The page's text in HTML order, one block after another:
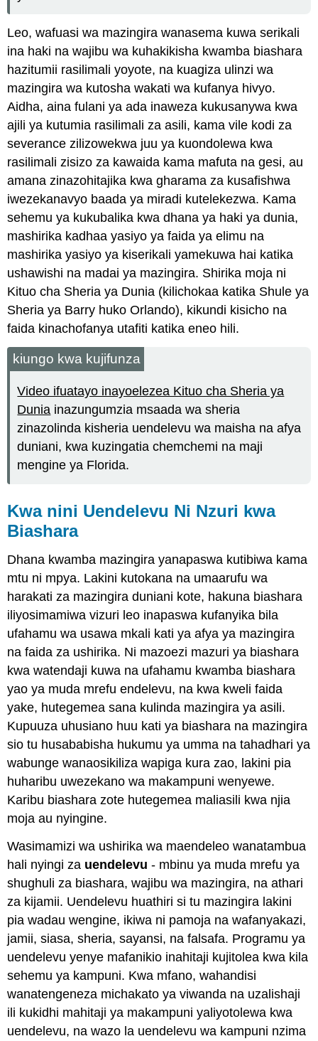
Leo, wafuasi wa mazingira wanasema kuwa serikali
ina haki na wajibu wa kuhakikisha kwamba biashara
hazitumii rasilimali yoyote, na kuagiza ulinzi wa
mazingira wa kutosha wakati wa kufanya hivyo.
Aidha, aina fulani ya ada inaweza kukusanywa kwa
ajili ya kutumia rasilimali za asili, kama vile kodi za
severance zilizowekwa juu ya kuondolewa kwa
rasilimali zisizo za kawaida kama mafuta na gesi, au
amana zinazohitajika kwa gharama za kusafishwa
iwezekanavyo baada ya miradi kutelekezwa. Kama
sehemu ya kukubalika kwa dhana ya haki ya dunia,
mashirika kadhaa yasiyo ya faida ya elimu na
mashirika yasiyo ya kiserikali yamekuwa hai katika
ushawishi na madai ya mazingira. Shirika moja ni
Kituo cha Sheria ya Dunia (kilichokaa katika Shule ya
Sheria ya Barry huko Orlando), kikundi kisicho na
faida kinachofanya utafiti katika eneo hili.
kiungo kwa kujifunza
Video ifuatayo inayoelezea Kituo cha Sheria ya
Dunia inazungumzia msaada wa sheria
zinazolinda kisheria uendelevu wa maisha na afya
duniani, kwa kuzingatia chemchemi na maji
mengine ya Florida.
Kwa nini Uendelevu Ni Nzuri kwa
Biashara
Dhana kwamba mazingira yanapaswa kutibiwa kama
mtu ni mpya. Lakini kutokana na umaarufu wa
harakati za mazingira duniani kote, hakuna biashara
iliyosimamiwa vizuri leo inapaswa kufanyika bila
ufahamu wa usawa mkali kati ya afya ya mazingira
na faida za ushirika. Ni mazoezi mazuri ya biashara
kwa watendaji kuwa na ufahamu kwamba biashara
yao ya muda mrefu endelevu, na kwa kweli faida
yake, hutegemea sana kulinda mazingira ya asili.
Kupuuza uhusiano huu kati ya biashara na mazingira
sio tu husababisha hukumu ya umma na tahadhari ya
wabunge wanaosikiliza wapiga kura zao, lakini pia
huharibu uwezekano wa makampuni wenyewe.
Karibu biashara zote hutegemea maliasili kwa njia
moja au nyingine.
Wasimamizi wa ushirika wa maendeleo wanatambua
hali nyingi za uendelevu - mbinu ya muda mrefu ya
shughuli za biashara, wajibu wa mazingira, na athari
za kijamii. Uendelevu huathiri si tu mazingira lakini
pia wadau wengine, ikiwa ni pamoja na wafanyakazi,
jamii, siasa, sheria, sayansi, na falsafa. Programu ya
uendelevu yenye mafanikio inahitaji kujitolea kwa kila
sehemu ya kampuni. Kwa mfano, wahandisi
wanatengeneza michakato ya viwanda na uzalishaji
ili kukidhi mahitaji ya makampuni yaliyotolewa kwa
uendelevu, na wazo la uendelevu wa kampuni nzima